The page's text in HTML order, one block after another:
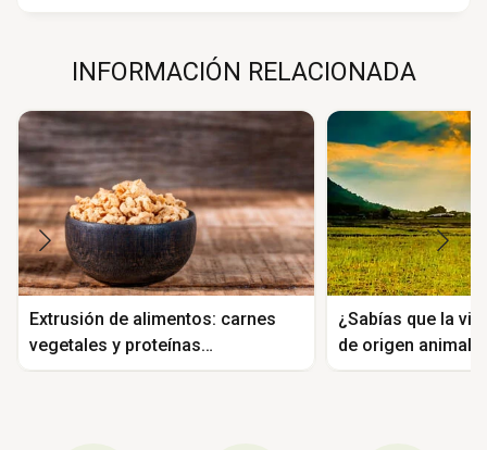
INFORMACIÓN RELACIONADA
Extrusión de alimentos: carnes
vegetales y proteínas
texturizadas
¿Sabías que la
de origen animal?